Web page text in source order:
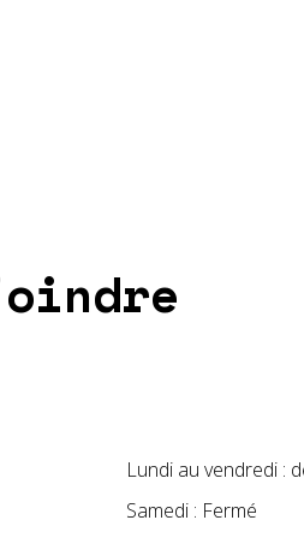
Lundi au vendredi :
Samedi : Fermé